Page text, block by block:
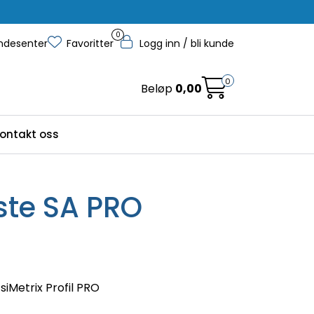
0
Favoritter Logg inn / bli kunde
Beløp 0,00 0
oss
SA PRO
Profil PRO